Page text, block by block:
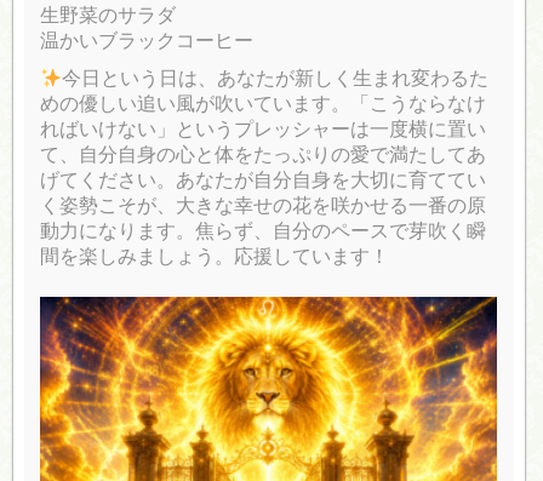
生野菜のサラダ
温かいブラックコーヒー
今日という日は、あなたが新しく生まれ変わるた
めの優しい追い風が吹いています。「こうならなけ
ればいけない」というプレッシャーは一度横に置い
て、自分自身の心と体をたっぷりの愛で満たしてあ
げてください。あなたが自分自身を大切に育ててい
く姿勢こそが、大きな幸せの花を咲かせる一番の原
動力になります。焦らず、自分のペースで芽吹く瞬
間を楽しみましょう。応援しています！